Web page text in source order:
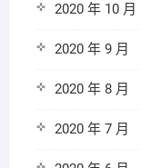
2020 年 10 月
2020 年 9 月
2020 年 8 月
2020 年 7 月